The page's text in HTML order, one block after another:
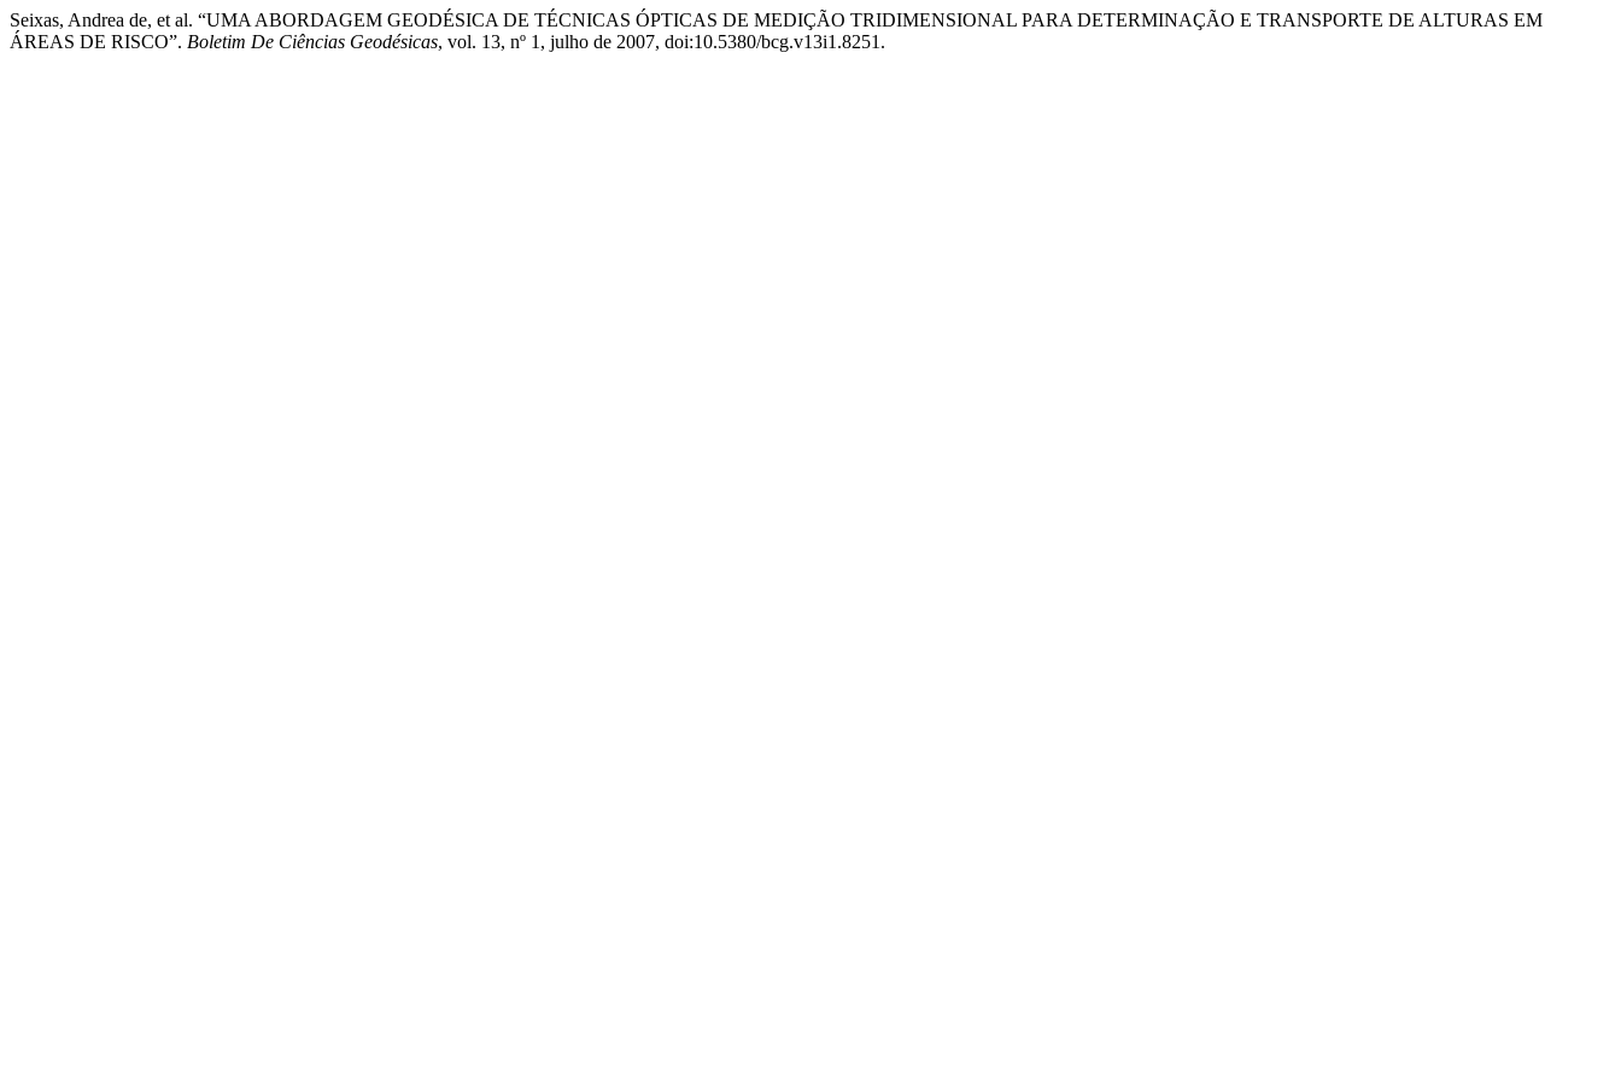
Seixas, Andrea de, et al. “UMA ABORDAGEM GEODÉSICA DE TÉCNICAS ÓPTICAS DE MEDIÇÃO TRIDIMENSIONAL PARA DETERMINAÇÃO E TRANSPORTE DE ALTURAS EM
ÁREAS DE RISCO”. Boletim De Ciências Geodésicas, vol. 13, nº 1, julho de 2007, doi:10.5380/bcg.v13i1.8251.